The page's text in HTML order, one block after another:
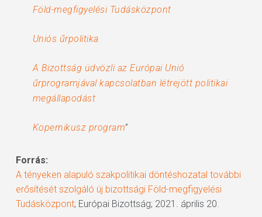
Föld-megfigyelési Tudásközpont
Uniós űrpolitika
A Bizottság üdvözli az Európai Unió
űrprogramjával kapcsolatban létrejött politikai
megállapodást
Kopernikusz program”
Forrás:
A tényeken alapuló szakpolitikai döntéshozatal további
erősítését szolgáló új bizottsági Föld-megfigyelési
Tudásközpont; Európai Bizottság; 2021. április 20.